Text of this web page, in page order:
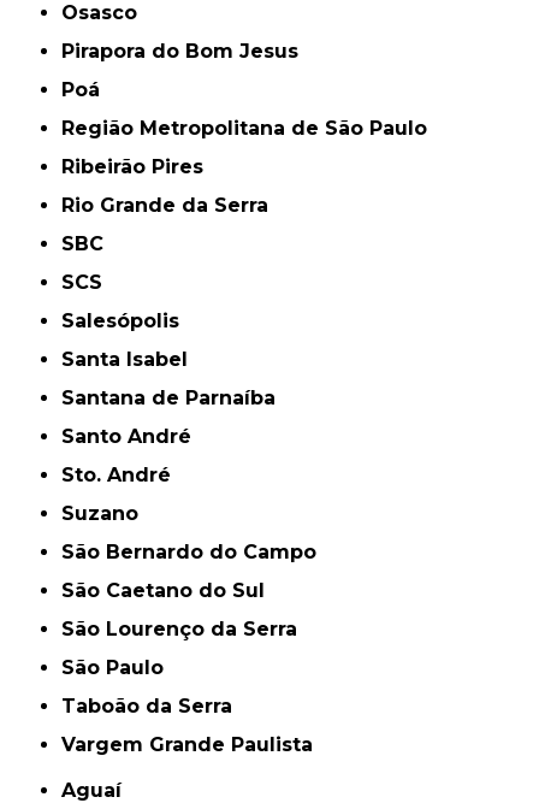
Osasco
Pirapora do Bom Jesus
Poá
Região Metropolitana de São Paulo
Ribeirão Pires
Rio Grande da Serra
SBC
SCS
Salesópolis
Santa Isabel
Santana de Parnaíba
Santo André
Sto. André
Suzano
São Bernardo do Campo
São Caetano do Sul
São Lourenço da Serra
São Paulo
Taboão da Serra
Vargem Grande Paulista
Aguaí